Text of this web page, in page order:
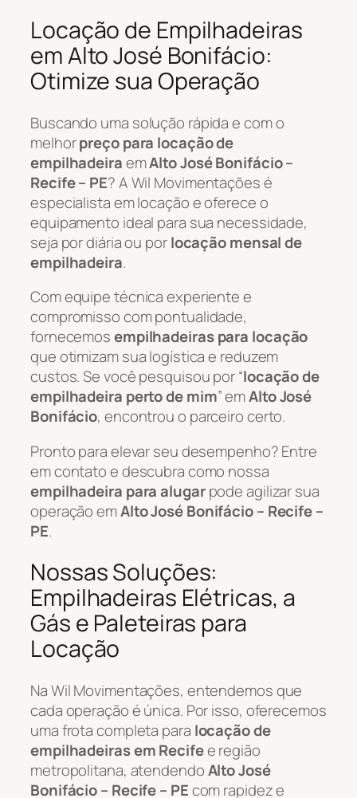
Locação de Empilhadeiras
em Alto José Bonifácio:
Otimize sua Operação
Buscando uma solução rápida e com o
melhorpreço para locação de
empilhadeiraemAlto José Bonifácio –
Recife – PE? A Wil Movimentações é
especialista em locação e oferece o
equipamento ideal para sua necessidade,
seja por diária ou porlocação mensal de
empilhadeira.
Com equipe técnica experiente e
compromisso com pontualidade,
fornecemosempilhadeiras para locação
que otimizam sua logística e reduzem
custos. Se você pesquisou por “locação de
empilhadeira perto de mim” emAlto José
Bonifácio, encontrou o parceiro certo.
Pronto para elevar seu desempenho? Entre
em contato e descubra como nossa
empilhadeira para alugarpode agilizar sua
operação emAlto José Bonifácio – Recife –
PE.
Nossas Soluções:
Empilhadeiras Elétricas, a
Gás e Paleteiras para
Locação
Na Wil Movimentações, entendemos que
cada operação é única. Por isso, oferecemos
uma frota completa para locação de
empilhadeiras em Recifee região
metropolitana, atendendoAlto José
Bonifácio – Recife – PEcom rapidez e